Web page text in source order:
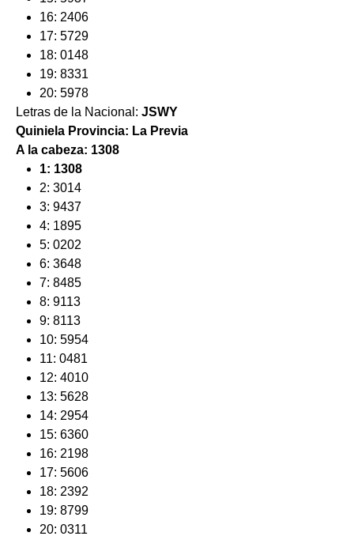
16: 2406
17: 5729
18: 0148
19: 8331
20: 5978
Letras de la Nacional: JSWY
Quiniela Provincia: La Previa
A la cabeza: 1308
1: 1308
2: 3014
3: 9437
4: 1895
5: 0202
6: 3648
7: 8485
8: 9113
9: 8113
10: 5954
11: 0481
12: 4010
13: 5628
14: 2954
15: 6360
16: 2198
17: 5606
18: 2392
19: 8799
20: 0311